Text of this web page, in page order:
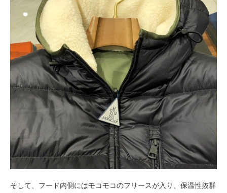
そして、フード内側にはモコモコのフリースが入り、保温性抜群